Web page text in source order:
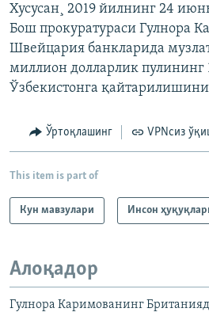
Хусусан¸ 2019 йилнинг 24
Бош прокуратураси Гулнора
Швейцария банкларида
миллион долларлик
Ўзбекистонга
Ўртоқлашинг VPNсиз
This item is part of
Кун мавзулари Инсон
Алоқадор
Гулнора Каримованинг